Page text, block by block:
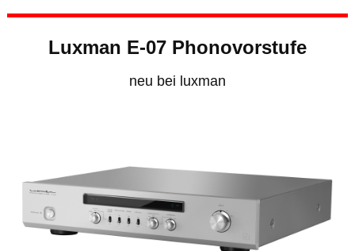
Luxman E-07 Phonovorstufe
neu bei luxman